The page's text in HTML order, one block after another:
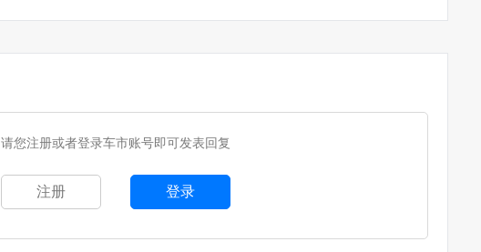
请您注册或者登录车市账号即可发表回复
注册 登录